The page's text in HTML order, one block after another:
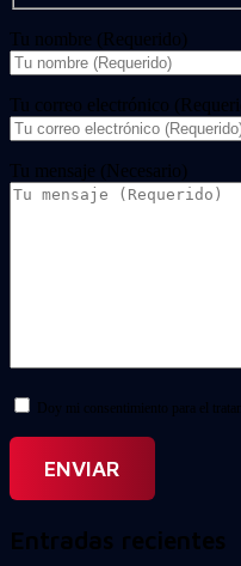
Tu nombre (Requerido)
Tu correo electrónico
Tu mensaje (Necesario)
Doy mi consentimiento para el
Entradas recientes